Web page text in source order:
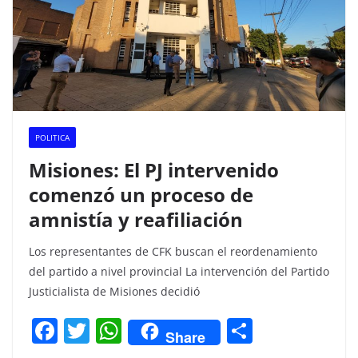
POLITICA
Misiones: El PJ intervenido
comenzó un proceso de
amnistía y reafiliación
Los representantes de CFK buscan el reordenamiento
del partido a nivel provincial La intervención del Partido
Justicialista de Misiones decidió
F T W Share